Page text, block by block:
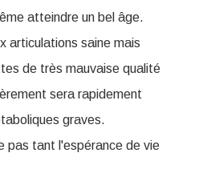
atteindre un bel âge.
articulations saine mais
de très mauvaise qualité
sera rapidement
graves.
pas tant l'espérance de vie